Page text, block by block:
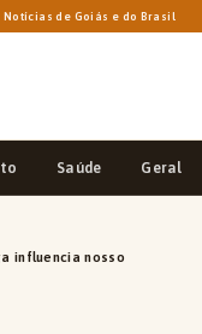
Notícias de Goiás e do Brasil
Saúde Geral
influencia nosso